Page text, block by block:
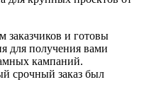
заказчиков и готовы
для получения вами
кампаний.
срочный заказ был